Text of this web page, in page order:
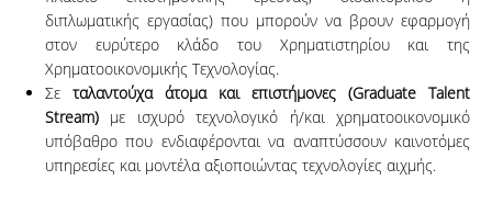
διπλωματικής εργασίας) που μπορούν να βρουν εφαρμογή
στον ευρύτερο κλάδο του Χρηματιστηρίου και της
Χρηματοοικονομικής Τεχνολογίας.
Σε ταλαντούχα άτομα και επιστήμονες (Graduate Talent
Stream) με ισχυρό τεχνολογικό ή/και χρηματοοικονομικό
υπόβαθρο που ενδιαφέρονται να αναπτύσσουν καινοτόμες
υπηρεσίες και μοντέλα αξιοποιώντας τεχνολογίες αιχμής.